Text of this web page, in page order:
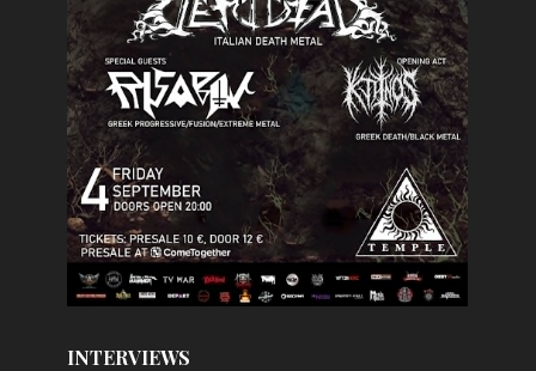
INTERVIEWS